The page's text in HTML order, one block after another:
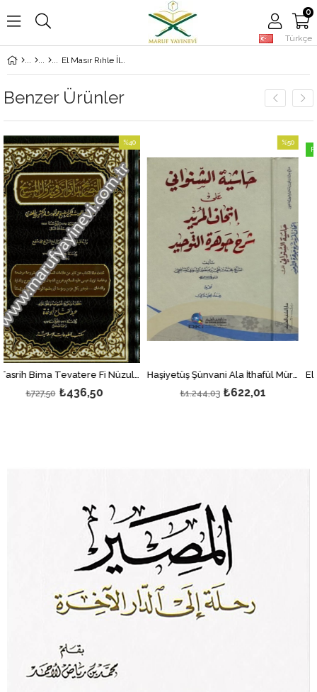
Türkçe
0
El Masır Rıhle İlad Daril Ahira - المصير رحلة إلى الدار الآخرة
Benzer Ürünler
Et Tasrih Bima Tevatere Fi Nüzulil Mesih 1Cilt | التصريح بما تواتر في نزول المسيح
₺436,50
%40
İndirim
%40İndirim
Haşiyetüş Şünvani Ala İthafül Mürid Şerhu Cevheretü T Tevhid - | حاشية الشنواني على إتحاف المريد شرح جوهرة التوحيد (شموا)
₺622,01
İndirim
%50İndirim
Fırsat Ürünü